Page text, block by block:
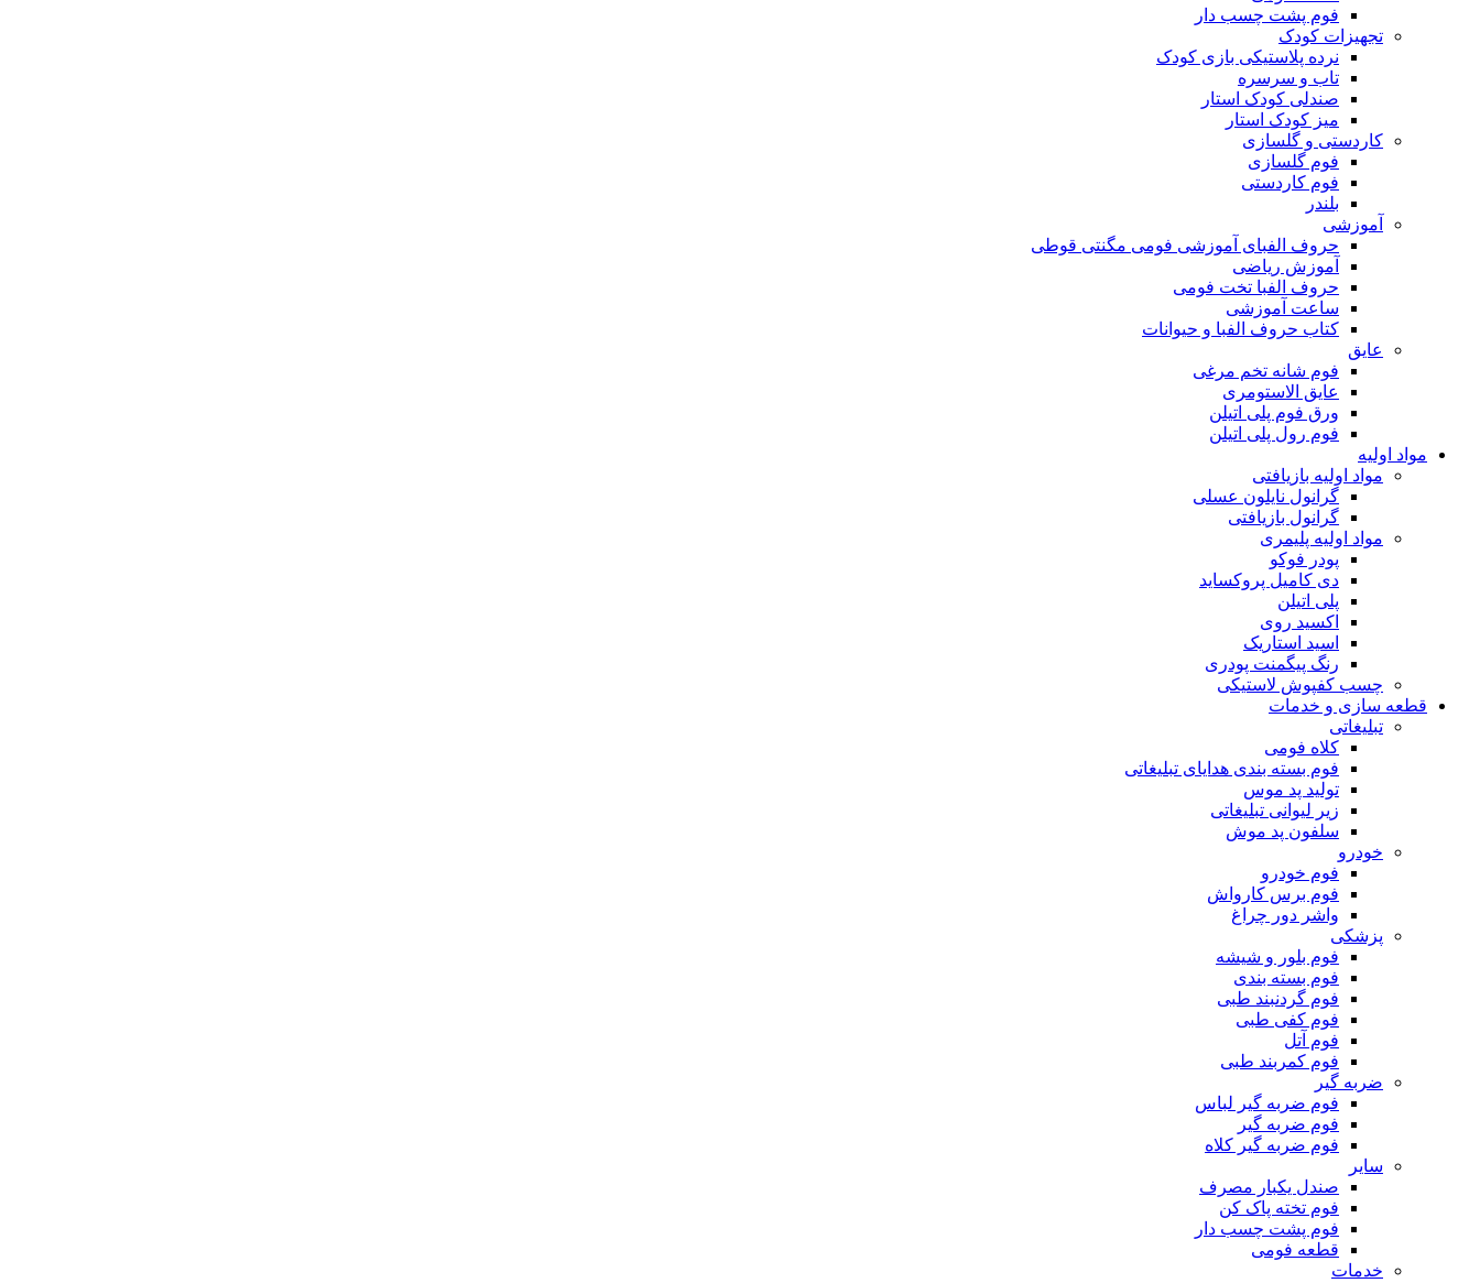
فوم پشت چسب دار
تجهیزات کودک
نرده پلاستیکی بازی کودک
تاب و سرسره
صندلی کودک استار
میز کودک استار
کاردستی و گلسازی
فوم گلسازی
فوم کاردستی
بلندر
آموزشی
حروف الفبای آموزشی فومی مگنتی قوطی
آموزش ریاضی
حروف الفبا تخت فومی
ساعت آموزشی
کتاب حروف الفبا و حیوانات
عایق
فوم شانه تخم مرغی
عایق الاستومری
ورق فوم پلی اتیلن
فوم رول پلی اتیلن
مواد اولیه
مواد اولیه بازیافتی
گرانول نایلون عسلی
گرانول بازیافتی
مواد اولیه پلیمری
پودر فوکو
دی کامیل پروکساید
پلی اتیلن
اکسید روی
اسید استاریک
رنگ پیگمنت پودری
چسب کفپوش لاستیکی
قطعه سازی و خدمات
تبلیغاتی
کلاه فومی
فوم بسته بندی هدایای تبلیغاتی
تولید پد موس
زیر لیوانی تبلیغاتی
سلفون پد موش
خودرو
فوم خودرو
فوم برس کارواش
واشر دور چراغ
پزشکی
فوم بلور و شیشه
فوم بسته بندی
فوم گردنبند طبی
فوم کفی طبی
فوم آتل
فوم کمربند طبی
ضربه گیر
فوم ضربه گیر لباس
فوم ضربه گیر
فوم ضربه گیر کلاه
سایر
صندل یکبار مصرف
فوم تخته پاک کن
فوم پشت چسب دار
قطعه فومی
خدمات